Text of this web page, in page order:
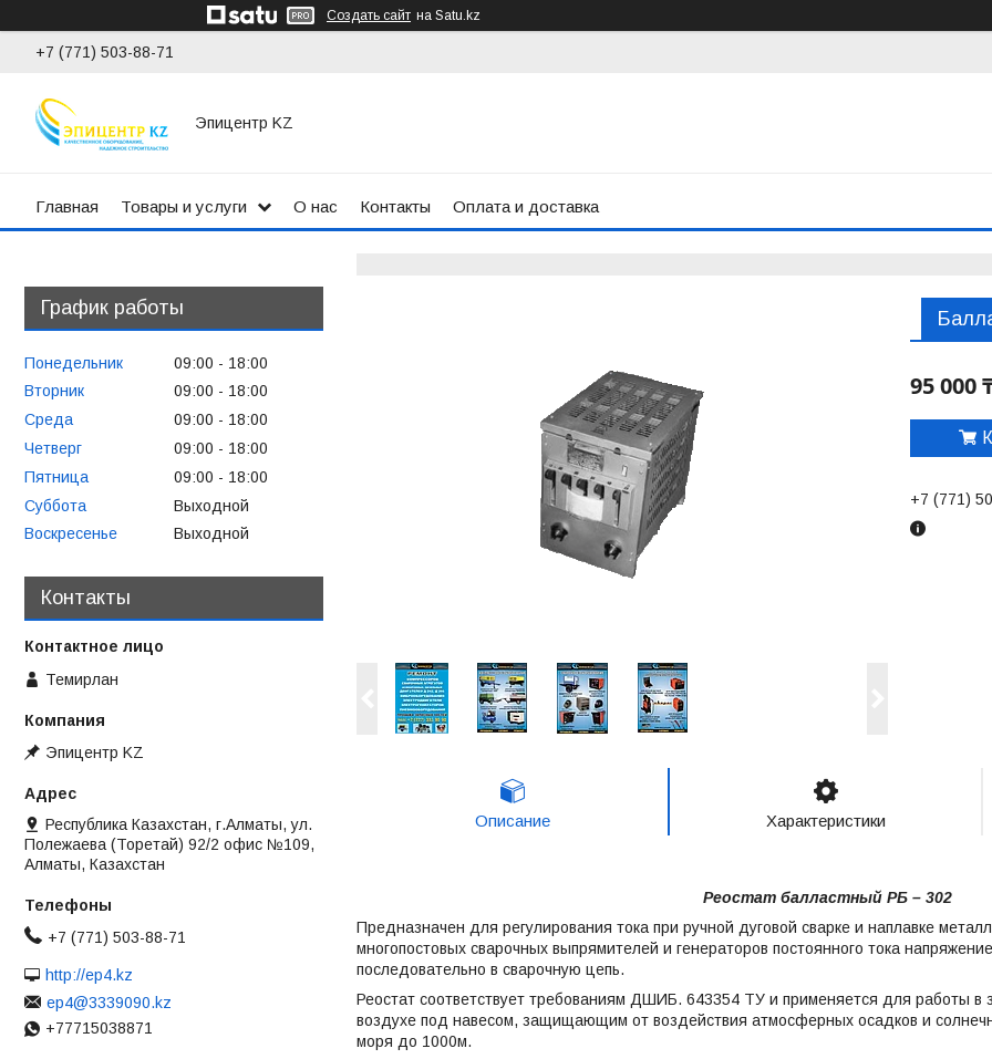
Создать сайт на Satu.kz
+7 (771) 503-88-71
Эпицентр KZ
Главная Товары и услуги О нас Контакты Оплата и доставка
95 000
+7 (771)
Описание Характеристики
Реостат балластный РБ – 302
Предназначен для регулирования тока при ручной дуговой сварке и наплавке
многопостовых сварочных выпрямителей и генераторов постоянного тока
последовательно в сварочную цепь.
Реостат соответствует требованиям ДШИБ. 643354 ТУ и применяется для работы
воздухе под навесом, защищающим от воздействия атмосферных осадков и
моря до 1000м.
График работы
Понедельник 09:00
18:00
Вторник
09:00
18:00
Среда
09:00
18:00
Четверг
09:00
18:00
Пятница
09:00
18:00
Суббота
Выходной
Воскресенье
Выходной
Контакты
Темирлан
Эпицентр KZ
Республика Казахстан, г.Алматы, ул.
Полежаева (Торетай) 92/2 офис №109,
Алматы, Казахстан
+7 (771) 503-88-71
http://ep4.kz
ep4@3339090.kz
+77715038871